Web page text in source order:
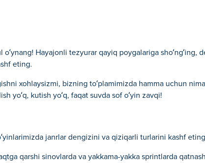
Hayajonli tezyurar qayiq poygalariga sho‘ng‘ing,
eting.
xohlaysizmi, bizning to‘plamimizda hamma uchun
yo‘q, kutish yo‘q, faqat suvda sof o‘yin zavqi!
janrlar dengizini va qiziqarli turlarini kashf
qarshi sinovlarda va yakkama-yakka sprintlarda